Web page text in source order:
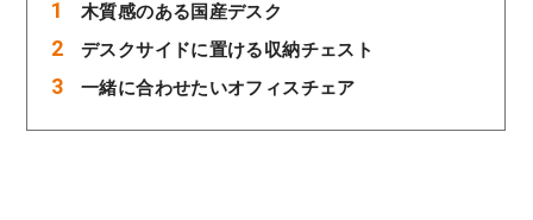
木質感のある国産デスク
デスクサイドに置ける収納チェスト
一緒に合わせたいオフィスチェア